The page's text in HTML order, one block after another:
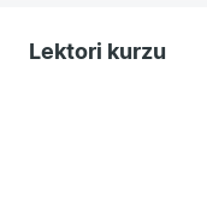
Lektori kurzu